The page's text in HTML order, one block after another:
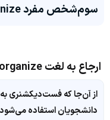
سوم‌شخص مفرد disorganize چی میشه؟
ارجاع به لغت disorganize
از آن‌جا که فست‌دیکشنری
دانشجویان استفاده